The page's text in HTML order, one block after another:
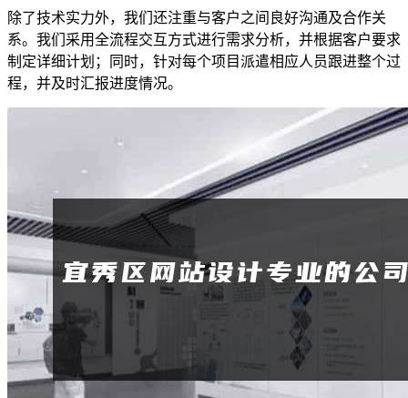
除了技术实力外，我们还注重与客户之间良好沟通及合作关
系。我们采用全流程交互方式进行需求分析，并根据客户要求
制定详细计划；同时，针对每个项目派遣相应人员跟进整个过
程，并及时汇报进度情况。